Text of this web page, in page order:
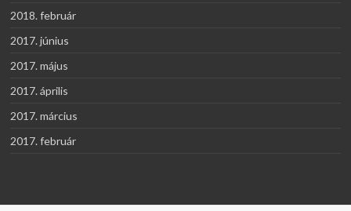
2018. február
2017. június
2017. május
2017. április
2017. március
2017. február